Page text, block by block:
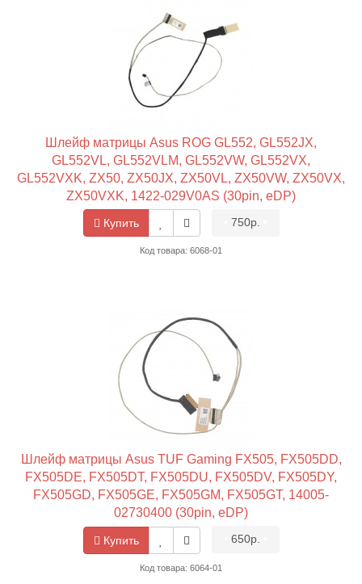
Шлейф матрицы Asus ROG GL552, GL552JX,
GL552VL, GL552VLM, GL552VW, GL552VX,
GL552VXK, ZX50, ZX50JX, ZX50VL, ZX50VW, ZX50VX,
ZX50VXK, 1422-029V0AS (30pin, eDP)
Купить 750р.
Код товара: 6068-01
Шлейф матрицы Asus TUF Gaming FX505, FX505DD,
FX505DE, FX505DT, FX505DU, FX505DV, FX505DY,
FX505GD, FX505GE, FX505GM, FX505GT, 14005-
02730400 (30pin, eDP)
Купить 650р.
Код товара: 6064-01